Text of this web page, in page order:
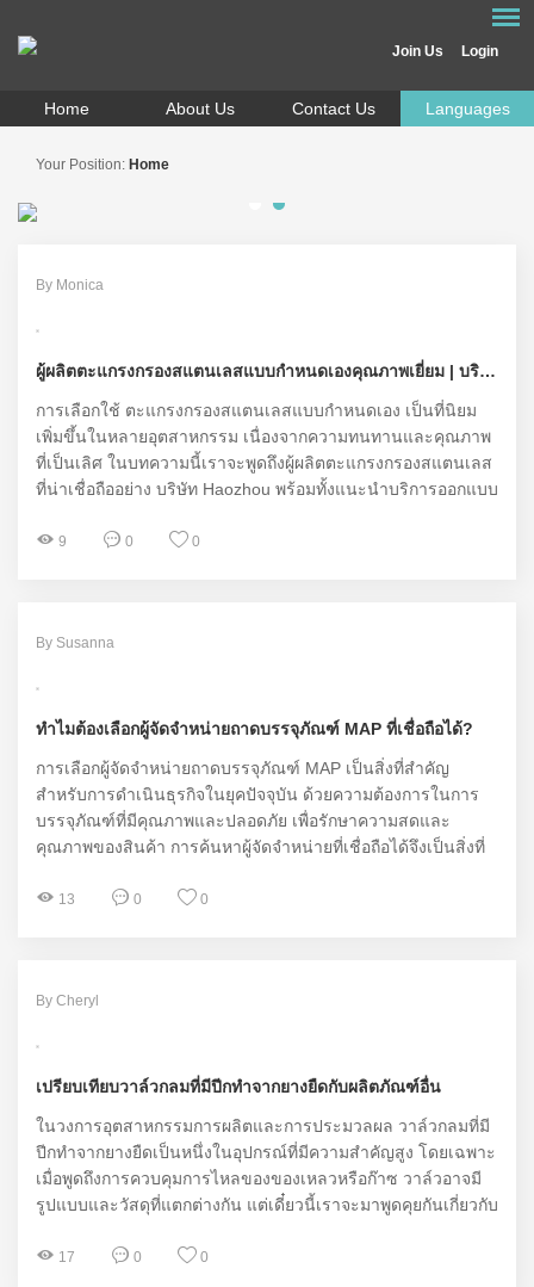
Join Us Login
Home About Us Contact Us Languages
Your Position: Home
By Monica
ผู้ผลิตตะแกรงกรองสแตนเลสแบบกำหนดเองคุณภาพเยี่ยม | บริการออกแบบและผลิตตามความต้องการ
การเลือกใช้ ตะแกรงกรองสแตนเลสแบบกำหนดเอง เป็นที่นิยม
เพิ่มขึ้นในหลายอุตสาหกรรม เนื่องจากความทนทานและคุณภาพ
ที่เป็นเลิศ ในบทความนี้เราจะพูดถึงผู้ผลิตตะแกรงกรองสแตนเลส
ที่น่าเชื่อถืออย่าง บริษัท Haozhou พร้อมทั้งแนะนำบริการออกแบบ
9 0 0
By Susanna
ทำไมต้องเลือกผู้จัดจำหน่ายถาดบรรจุภัณฑ์ MAP ที่เชื่อถือได้?
การเลือกผู้จัดจำหน่ายถาดบรรจุภัณฑ์ MAP เป็นสิ่งที่สำคัญ
สำหรับการดำเนินธุรกิจในยุคปัจจุบัน ด้วยความต้องการในการ
บรรจุภัณฑ์ที่มีคุณภาพและปลอดภัย เพื่อรักษาความสดและ
คุณภาพของสินค้า การค้นหาผู้จัดจำหน่ายที่เชื่อถือได้จึงเป็นสิ่งที่
13 0 0
By Cheryl
เปรียบเทียบวาล์วกลมที่มีปีกทำจากยางยืดกับผลิตภัณฑ์อื่น
ในวงการอุตสาหกรรมการผลิตและการประมวลผล วาล์วกลมที่มี
ปีกทำจากยางยืดเป็นหนึ่งในอุปกรณ์ที่มีความสำคัญสูง โดยเฉพาะ
เมื่อพูดถึงการควบคุมการไหลของของเหลวหรือก๊าซ วาล์วอาจมี
รูปแบบและวัสดุที่แตกต่างกัน แต่เดี๋ยวนี้เราจะมาพูดคุยกันเกี่ยวกับ
คุณภาพสูง และเปรียบเทียบกับผลิตภัณฑ์อื่นๆ ที่มีอยู่ในตลาด
17 0 0